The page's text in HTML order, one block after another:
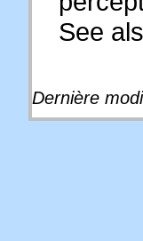
See
Dernière